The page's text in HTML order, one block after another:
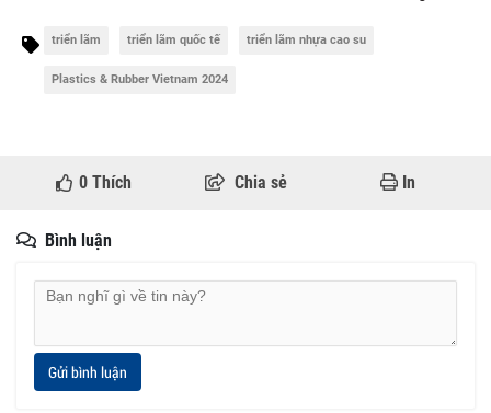
triển lãm triển lãm quốc tế triển lãm nhựa cao su
Plastics & Rubber Vietnam 2024
0Thích Chia sẻ In
Bình luận
Gửi bình luận